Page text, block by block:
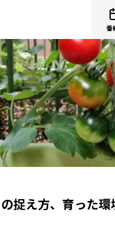
番
の捉え方、育った